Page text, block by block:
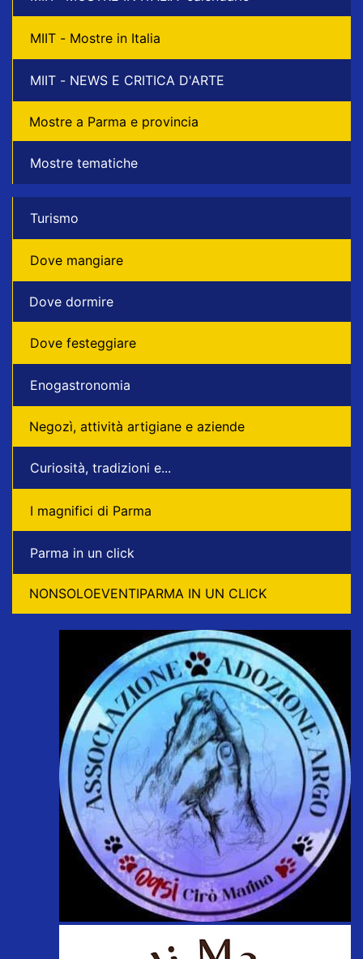
MIIT - Mostre in Italia
MIIT - NEWS E CRITICA D'ARTE
Mostre a Parma e provincia
Mostre tematiche
Turismo
Dove mangiare
Dove dormire
Dove festeggiare
Enogastronomia
Negozì, attività artigiane e aziende
Curiosità, tradizioni e...
I magnifici di Parma
Parma in un click
NONSOLOEVENTIPARMA IN UN CLICK